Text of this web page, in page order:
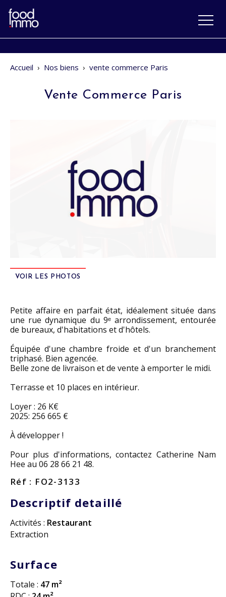
Accueil › Nos biens › vente commerce Paris
Vente Commerce Paris
VOIR LES PHOTOS
Petite affaire en parfait état, idéalement située dans
une rue dynamique du 9ᵉ arrondissement, entourée
de bureaux, d'habitations et d'hôtels.
Équipée d'une chambre froide et d'un branchement
triphasé. Bien agencée.
Belle zone de livraison et de vente à emporter le midi.
Terrasse et 10 places en intérieur.
Loyer : 26 K€
2025: 256 665 €
À développer !
Pour plus d'informations, contactez Catherine Nam
Hee au 06 28 66 21 48.
Réf : FO2-3133
Descriptif detaillé
Activités : Restaurant
Extraction
Surface
Totale : 47 m²